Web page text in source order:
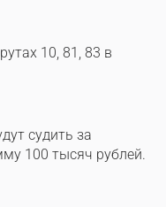
10, 81, 83 в
судить за
100 тысяч рублей.